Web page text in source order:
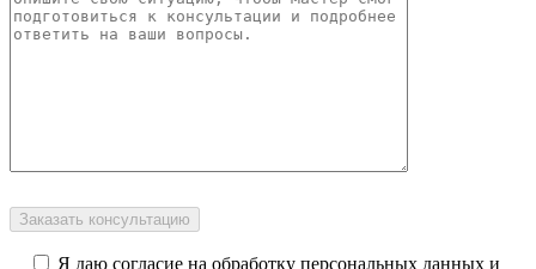
Я даю согласие на обработку персональных данных и